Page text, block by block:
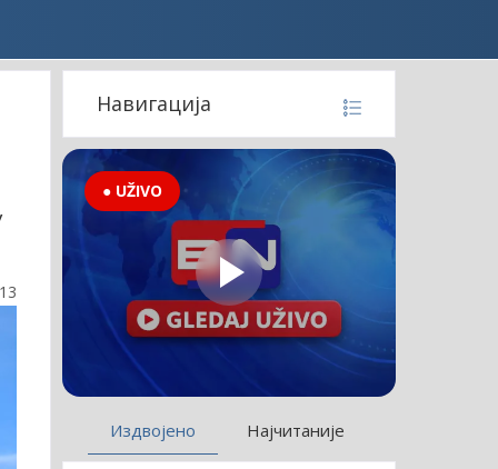
Навигација
● UŽIVO
Издвојено Најчитаније